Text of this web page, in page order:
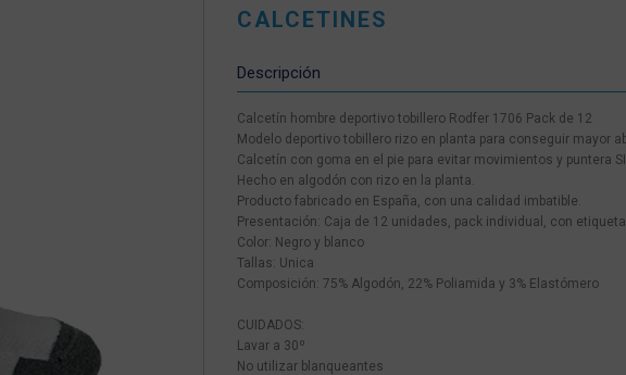
CALCETINES
Descripción
Calcetín hombre deportivo tobillero Rodfer 1706 Pack de 12
Modelo deportivo tobillero rizo en planta para conseguir mayor
Calcetín con goma en el pie para evitar movimientos y puntera
Hecho en algodón con rizo en la planta.
Producto fabricado en España, con una calidad imbatible.
Presentación: Caja de 12 unidades, pack individual, con
Color: Negro y blanco
Tallas: Unica
Composición: 75% Algodón, 22% Poliamida y 3% Elastómero
CUIDADOS:
Lavar a 30º
No utilizar blanqueantes